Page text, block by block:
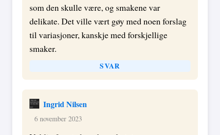
som den skulle være, og smakene var
delikate. Det ville vært gøy med noen forslag
til variasjoner, kanskje med forskjellige
smaker.
SVAR
Ingrid Nilsen
6 november 2023